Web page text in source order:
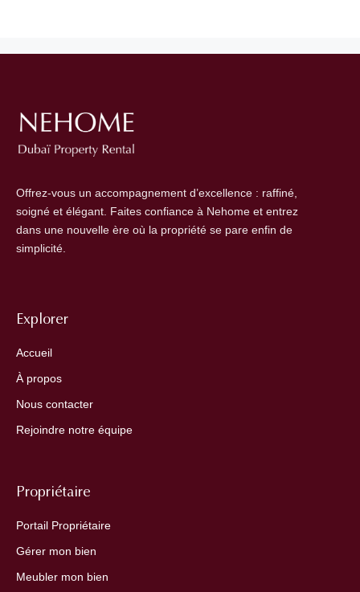
Offrez-vous un accompagnement d’excellence : raffiné,
soigné et élégant. Faites confiance à Nehome et entrez
dans une nouvelle ère où la propriété se pare enfin de
simplicité.
Explorer
Accueil
À propos
Nous contacter
Rejoindre notre équipe
Propriétaire
Portail Propriétaire
Gérer mon bien
Meubler mon bien